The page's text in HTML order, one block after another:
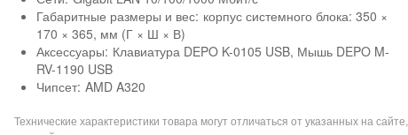
Габаритные размеры и вес: корпус системного блока: 350 ×
170 × 365, мм (Г × Ш × В)
Аксессуары: Клавиатура DEPO K-0105 USB, Мышь DEPO M-
RV-1190 USB
Чипсет: AMD A320
Технические характеристики товара могут отличаться от указанных на сайте,